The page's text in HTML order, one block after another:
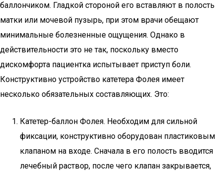
баллончиком. Гладкой стороной его вставляют в полость
матки или мочевой пузырь, при этом врачи обещают
минимальные болезненные ощущения. Однако в
действительности это не так, поскольку вместо
дискомфорта пациентка испытывает приступ боли.
Конструктивно устройство катетера Фолея имеет
несколько обязательных составляющих. Это:
Катетер-баллон Фолея. Необходим для сильной
фиксации, конструктивно оборудован пластиковым
клапаном на входе. Сначала в его полость вводится
лечебный раствор, после чего клапан закрывается,